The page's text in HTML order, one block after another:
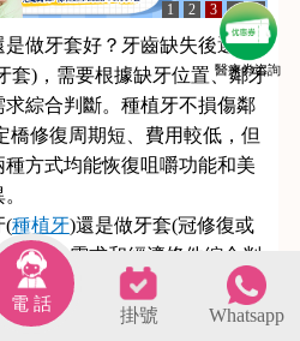
醫療劵咨詢
1 2 3 4 5
做牙套好？牙齒缺失後選擇
套)，需要根據缺牙位置、鄰牙
綜合判斷。種植牙不損傷鄰
橋修復周期短、費用較低，但
方式均能恢復咀嚼功能和美
(種植牙)還是做牙套(冠修復或
狀況、需求和經濟條件綜合判
比及適用情況：
電 話
掛號 Whatsapp